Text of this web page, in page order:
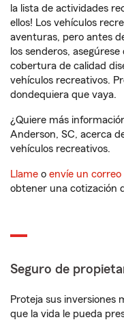
la lista de actividades
ellos! Los vehículos
aventuras, pero antes
los senderos,
cobertura de calidad
vehículos recreativos.
dondequiera que vaya.
¿Quiere más
Anderson, SC, acerca
vehículos recreativos.
Llame o envíe un
obtener una cotización
Seguro de
Proteja sus inversiones
que la vida le pueda